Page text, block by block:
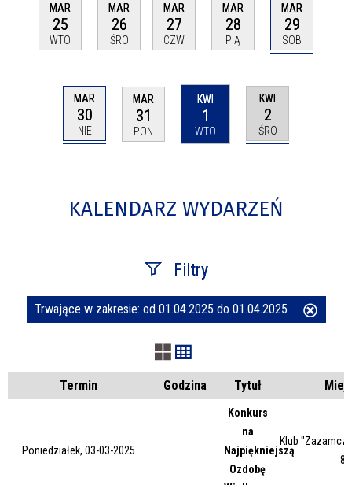
MAR
25
WTO
MAR
26
ŚRO
MAR
27
CZW
MAR
28
PIĄ
MAR
29
SOB
MAR
30
NIE
MAR
31
PON
KWI
1
WTO
KWI
2
ŚRO
KALENDARZ WYDARZEŃ
Filtry
Szukana fraza
Kategoria
Trwające w zakresie: od 01.04.2025 do 01.04.2025
Termin Godzina Tytuł
Poniedziałek, 03-03-2025
Konkurs
na
Najpiękniejszą
Ozdobę
Klub
87